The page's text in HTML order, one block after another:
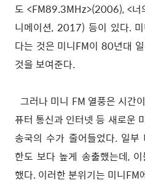
도 <FM89.3MHz>(2006), <너
니메이션, 2017) 등이 있다.
다는 것은 미니FM이 80년대
것을 보여준다.
그러나 미니 FM 열풍은 시간
퓨터 통신과 인터넷 등 새로운
송국의 수가 줄어들었다. 일
한도 보다 높게 송출했는데,
했다. 이러한 분위기는 미니FM